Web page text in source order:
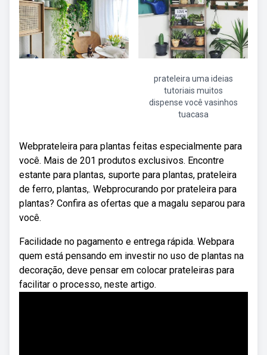
prateleira uma ideias
tutoriais muitos
dispense você vasinhos
tuacasa
Webprateleira para plantas feitas especialmente para
você. Mais de 201 produtos exclusivos. Encontre
estante para plantas, suporte para plantas, prateleira
de ferro, plantas,. Webprocurando por prateleira para
plantas? Confira as ofertas que a magalu separou para
você.
Facilidade no pagamento e entrega rápida. Webpara
quem está pensando em investir no uso de plantas na
decoração, deve pensar em colocar prateleiras para
facilitar o processo, neste artigo.